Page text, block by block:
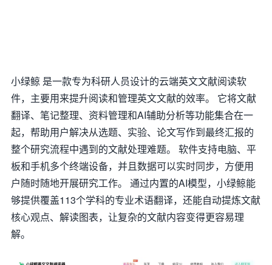
小绿鲸 是一款专为科研人员设计的云端英文文献阅读软
件，主要用来提升阅读和管理英文文献的效率。 它将文献
翻译、笔记整理、资料管理和AI辅助分析等功能集合在一
起，帮助用户解决从选题、实验、论文写作到最终汇报的
整个研究流程中遇到的文献处理难题。 软件支持电脑、平
板和手机多个终端设备，并且数据可以实时同步，方便用
户随时随地开展研究工作。 通过内置的AI模型，小绿鲸能
够提供覆盖113个学科的专业术语翻译，还能自动提炼文献
核心观点、解读图表，让复杂的文献内容变得更容易理
解。